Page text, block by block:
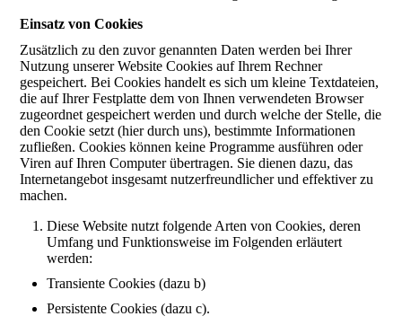
Einsatz von Cookies
Zusätzlich zu den zuvor genannten Daten werden bei Ihrer
Nutzung unserer Website Cookies auf Ihrem Rechner
gespeichert. Bei Cookies handelt es sich um kleine Textdateien,
die auf Ihrer Festplatte dem von Ihnen verwendeten Browser
zugeordnet gespeichert werden und durch welche der Stelle, die
den Cookie setzt (hier durch uns), bestimmte Informationen
zufließen. Cookies können keine Programme ausführen oder
Viren auf Ihren Computer übertragen. Sie dienen dazu, das
Internetangebot insgesamt nutzerfreundlicher und effektiver zu
machen.
Diese Website nutzt folgende Arten von Cookies, deren
Umfang und Funktionsweise im Folgenden erläutert
werden:
Transiente Cookies (dazu b)
Persistente Cookies (dazu c).